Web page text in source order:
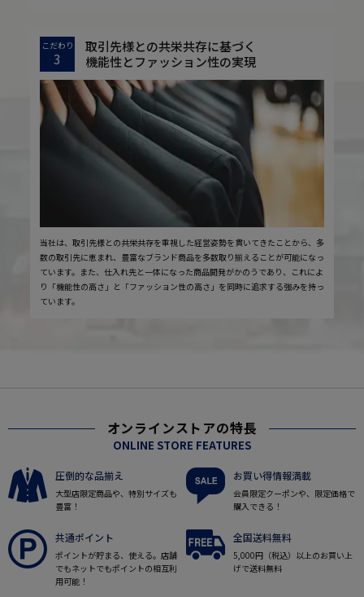
こだわり
3
取引先様との共栄共存に基づく
機能性とファッション性の実現
当社は、取引先様との共栄共存を重視した経営姿勢を貫いてきたことから、多
数の取引先に恵まれ、豊富なブランド商品を多数取り揃えることが可能になっ
ています。また、仕入れ先と一体になった商品開発がかのうであり、これによ
り「機能性の高さ」と「ファッション性の高さ」を同時に追求する強みを持っ
ています。
オンラインストアの特長
ONLINE STORE FEATURES
圧倒的な品揃え
大型店限定商品や、特別サイズも
豊富！
お買い得情報満載
会員限定クーポンや、限定価格で
購入できる！
共通ポイント
ポイントが貯まる、使える。店舗
でもネットでもポイントの相互利
用可能！
全国送料無料
5,000円（税込）以上のお買い上
げで送料無料